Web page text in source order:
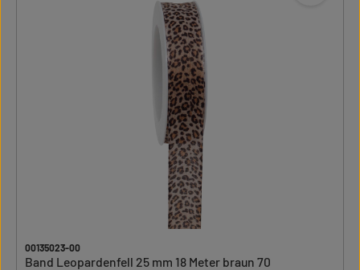
00135023-00
Band Leopardenfell 25 mm 18 Meter braun 70